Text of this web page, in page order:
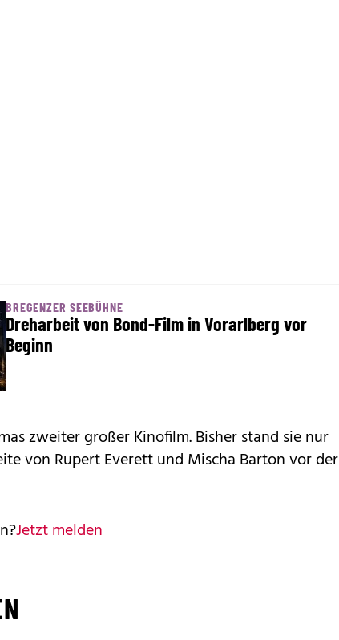
BREGENZER SEEBÜHNE
Dreharbeit von Bond-Film in Vorarlberg vor
Beginn
zweiter großer Kinofilm. Bisher stand sie nur
von Rupert Everett und Mischa Barton vor der
Jetzt melden